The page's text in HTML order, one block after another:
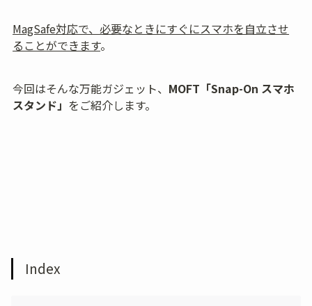
MagSafe対応で、必要なときにすぐにスマホを自立させ
ることができます。
今回はそんな万能ガジェット、 MOFT「Snap-On スマホ
スタンド」 をご紹介します。
Index